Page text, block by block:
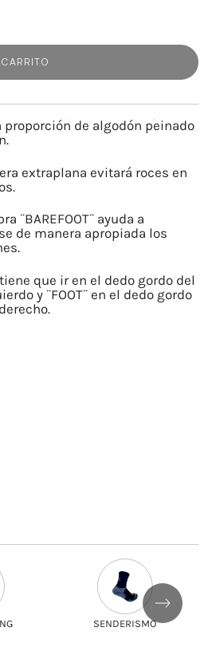
proporción de algodón peinado
extraplana evitará roces en
¨BAREFOOT¨ ayuda a
de manera apropiada los
tiene que ir en el dedo gordo del
y ¨FOOT¨ en el dedo gordo
SENDERISMO